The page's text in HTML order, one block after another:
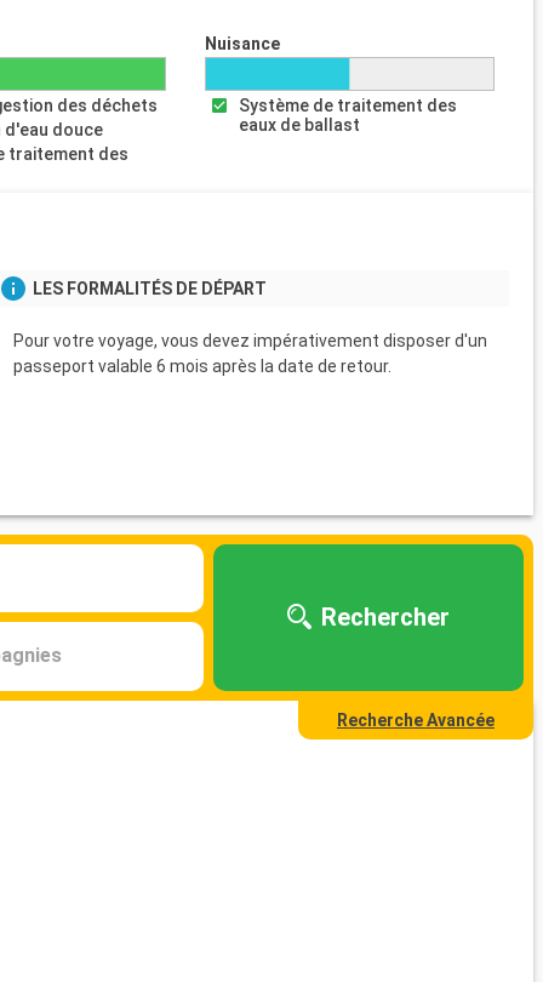
des déchets
douce
traitement des
Nuisance
Système de traitement des
eaux de ballast
LES FORMALITÉS DE DÉPART
Pour votre voyage, vous devez impérativement disposer d'un
passeport valable 6 mois après la date de retour.
Rechercher
Recherche Avancée